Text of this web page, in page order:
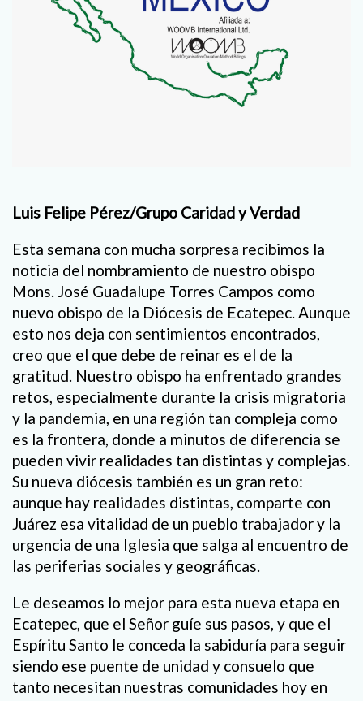
Luis Felipe Pérez/Grupo Caridad y Verdad
Esta semana con mucha sorpresa recibimos la
noticia del nombramiento de nuestro obispo
Mons. José Guadalupe Torres Campos como
nuevo obispo de la Diócesis de Ecatepec. Aunque
esto nos deja con sentimientos encontrados,
creo que el que debe de reinar es el de la
gratitud. Nuestro obispo ha enfrentado grandes
retos, especialmente durante la crisis migratoria
y la pandemia, en una región tan compleja como
es la frontera, donde a minutos de diferencia se
pueden vivir realidades tan distintas y complejas.
Su nueva diócesis también es un gran reto:
aunque hay realidades distintas, comparte con
Juárez esa vitalidad de un pueblo trabajador y la
urgencia de una Iglesia que salga al encuentro de
las periferias sociales y geográficas.
Le deseamos lo mejor para esta nueva etapa en
Ecatepec, que el Señor guíe sus pasos, y que el
Espíritu Santo le conceda la sabiduría para seguir
siendo ese puente de unidad y consuelo que
tanto necesitan nuestras comunidades hoy en